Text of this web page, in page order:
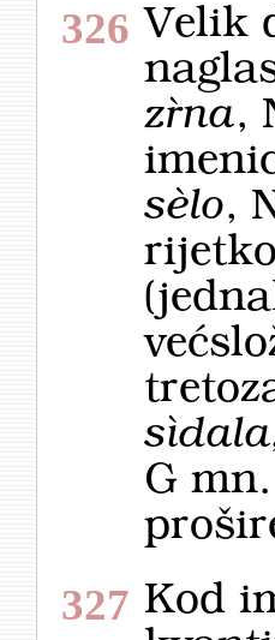
326 Velik
zȑna,
sèlo,
G mn.
327 Kod